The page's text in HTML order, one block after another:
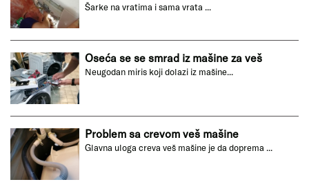
Šarke na vratima i sama vrata ...
Oseća se se smrad iz mašine za veš
Neugodan miris koji dolazi iz mašine...
Problem sa crevom veš mašine
Glavna uloga creva veš mašine je da doprema ...